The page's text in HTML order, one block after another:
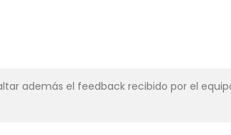
además el feedback recibido por el